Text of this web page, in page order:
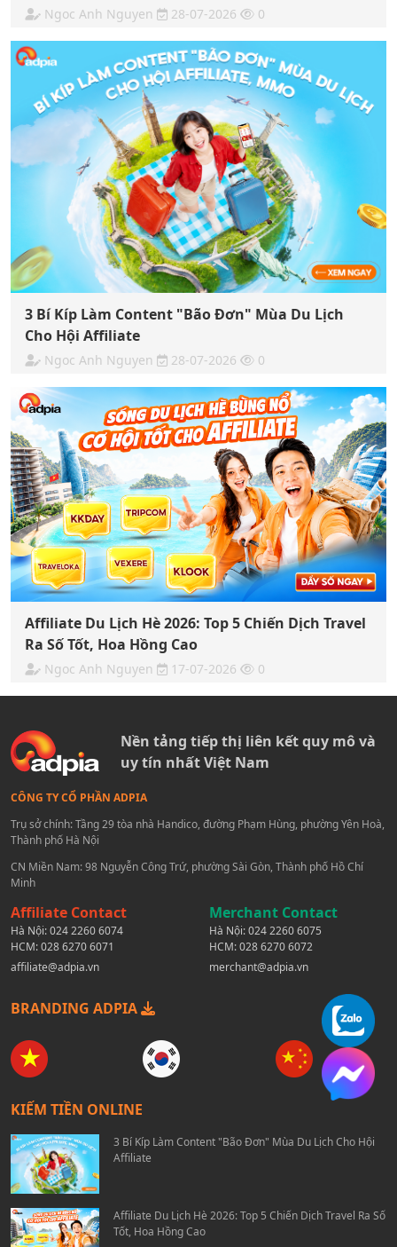
Ngoc Anh Nguyen 28-07-2026 0
3 Bí Kíp Làm Content "Bão Đơn" Mùa Du Lịch
Cho Hội Affiliate
Ngoc Anh Nguyen 28-07-2026 0
Affiliate Du Lịch Hè 2026: Top 5 Chiến Dịch Travel
Ra Số Tốt, Hoa Hồng Cao
Ngoc Anh Nguyen 17-07-2026 0
Nền tảng tiếp thị liên kết quy mô và
uy tín nhất Việt Nam
CÔNG TY CỔ PHẦN ADPIA
Trụ sở chính: Tầng 29 tòa nhà Handico, đường Phạm Hùng, phường Yên Hoà,
Thành phố Hà Nội
CN Miền Nam: 98 Nguyễn Công Trứ, phường Sài Gòn, Thành phố Hồ Chí
Minh
Affiliate Contact
Hà Nội:024 2260 6074
HCM:028 6270 6071
affiliate@adpia.vn
Merchant Contact
Hà Nội:024 2260 6075
HCM:028 6270 6072
merchant@adpia.vn
BRANDING ADPIA
KIẾM TIỀN ONLINE
3 Bí Kíp Làm Content "Bão Đơn" Mùa Du Lịch Cho Hội
Affiliate
Affiliate Du Lịch Hè 2026: Top 5 Chiến Dịch Travel Ra Số
Tốt, Hoa Hồng Cao